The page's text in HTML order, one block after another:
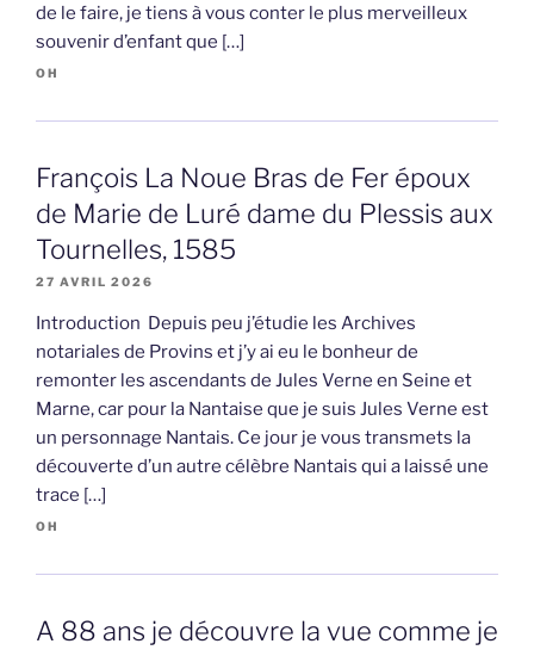
de le faire, je tiens à vous conter le plus merveilleux
souvenir d’enfant que […]
OH
François La Noue Bras de Fer époux
de Marie de Luré dame du Plessis aux
Tournelles, 1585
27 AVRIL 2026
Introduction Depuis peu j’étudie les Archives
notariales de Provins et j’y ai eu le bonheur de
remonter les ascendants de Jules Verne en Seine et
Marne, car pour la Nantaise que je suis Jules Verne est
un personnage Nantais. Ce jour je vous transmets la
découverte d’un autre célèbre Nantais qui a laissé une
trace […]
OH
A 88 ans je découvre la vue comme je